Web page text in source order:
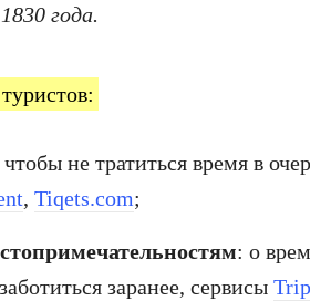
года.
чтобы не тратиться время в
, Tiqets.com;
: о
заранее, сервисы